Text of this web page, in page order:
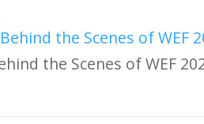
the Scenes of WEF